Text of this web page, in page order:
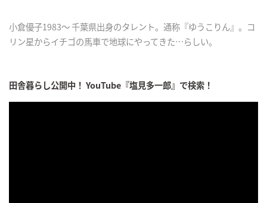
小倉優子1983〜 千葉県出身のタレント。通称『ゆうこりん』。コ
リン星からイチゴの馬車で地球にやってきた…らしい。
田舎暮らし公開中！ YouTube『塩見多一郎』で検索！